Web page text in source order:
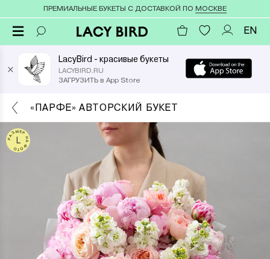
ПРЕМИАЛЬНЫЕ БУКЕТЫ С ДОСТАВКОЙ ПО МОСКВЕ
EN
×
LacyBird - красивые букеты
LACYBIRD.RU
ЗАГРУЗИТЬ в App Store
«ПАРФЕ» АВТОРСКИЙ БУКЕТ
РАЗМЕР НА ФОТО
L